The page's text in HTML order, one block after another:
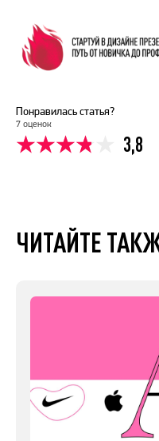
Понравилась статья?
7 оценок
3,8
ЧИТАЙТЕ